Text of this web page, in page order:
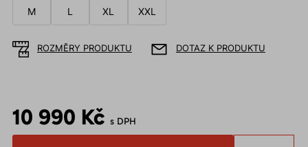
M L XL XXL
ROZMĚRY PRODUKTU DOTAZ K PRODUKTU
10 990 Kč s DPH